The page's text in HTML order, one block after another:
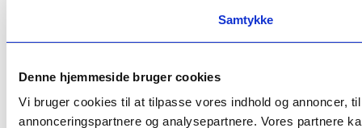
Samtykke
Denne hjemmeside bruger cookies
Vi bruger cookies til at tilpasse vores indhold og annoncer,
annonceringspartnere og analysepartnere. Vores partnere